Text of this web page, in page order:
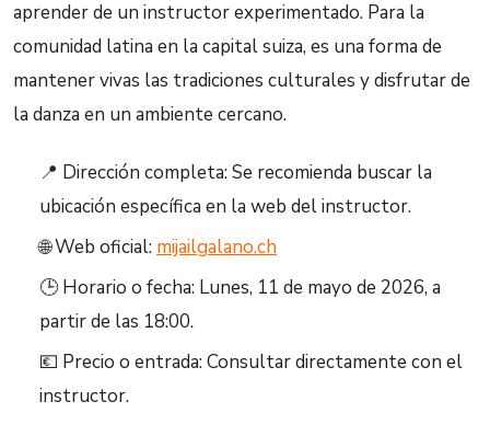
aprender de un instructor experimentado. Para la
comunidad latina en la capital suiza, es una forma de
mantener vivas las tradiciones culturales y disfrutar de
la danza en un ambiente cercano.
📍 Dirección completa: Se recomienda buscar la
ubicación específica en la web del instructor.
🌐 Web oficial: mijailgalano.ch
🕒 Horario o fecha: Lunes, 11 de mayo de 2026, a
partir de las 18:00.
💶 Precio o entrada: Consultar directamente con el
instructor.